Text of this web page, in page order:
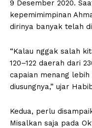
9 Desember 2020.
kepemimimpinan
dirinya banyak telah
“Kalau nggak salah
120–122 daerah dari
capaian menang
diusungnya,” ujar
Kedua, perlu
Misalkan saja pada